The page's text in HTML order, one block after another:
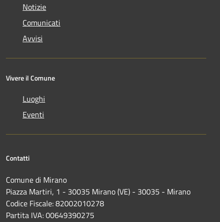
Notizie
Comunicati
Avvisi
Vivere il Comune
Luoghi
Eventi
Contatti
Comune di Mirano
Piazza Martiri, 1 - 30035 Mirano (VE) - 30035 - Mirano
Codice Fiscale: 82002010278
Partita IVA: 00649390275